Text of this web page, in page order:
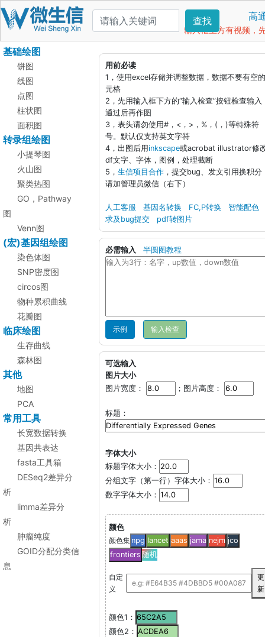
查找 高
输入框上方有视频，
基础绘图
饼图
线图
点图
柱状图
面积图
转录组绘图
小提琴图
火山图
聚类热图
GO，Pathway
图
Venn图
(宏)基因组绘图
染色体图
SNP密度图
circos图
物种累积曲线
花瓣图
临床绘图
生存曲线
森林图
其他
地图
PCA
常用工具
长宽数据转换
基因共表达
fasta工具箱
DESeq2差异分
析
limma差异分
析
肿瘤纯度
GOID分配分类信
息
用前必读
1，使用excel存储并调整数据，数据不要有空
元格
2，先用输入框下方的“输入检查”按钮检查输入
通过后再作图
3，表头请勿使用#，<，>，%，(，)等特殊符
号。默认仅支持英文字符
4，出图后用inkscape或acrobat illustrator修
df文字、字体，图例，处理截断
5， 生信项目合作 ，提交bug、发文引用换积分
请加管理员微信（右下）
人工客服 基因名转换 FC,P转换
智能配色
求及bug提交
pdf转图片
必需输入 半圆图教程
示例
可选输入
图片大小
图片宽度：
；图片高度：
标题：
字体大小
标题字体大小：
分组文字（第一行）字体大小：
数字字体大小：
颜色
颜色集 npg lancet aaas jama nejm jco
frontiers 随机
自定
义
更
新
颜色1：
颜色2：